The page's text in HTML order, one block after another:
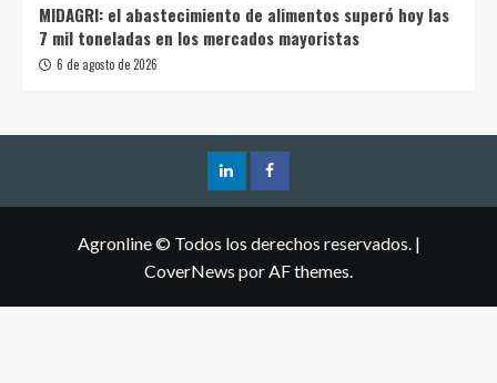
MIDAGRI: el abastecimiento de alimentos superó hoy las
7 mil toneladas en los mercados mayoristas
6 de agosto de 2026
Agronline © Todos los derechos reservados. |
CoverNews por AF themes.